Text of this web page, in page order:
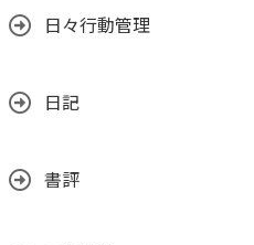
日々行動管理
日記
書評